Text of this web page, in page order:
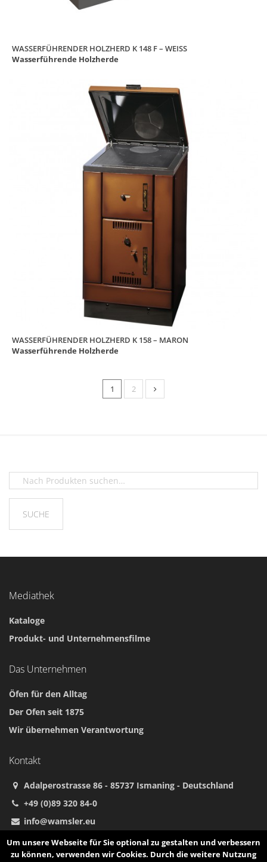
WASSERFÜHRENDER HOLZHERD K 148 F – WEISS
Wasserführende Holzherde
WASSERFÜHRENDER HOLZHERD K 158 – MARON
Wasserführende Holzherde
1 2
Mediathek
Kataloge
Produkt- und Unternehmensfilme
Das Unternehmen
Öfen für den Alltag
Der Ofen seit 1875
Wir übernehmen Verantwortung
Kontakt
Adalperostrasse 86 - 85737 Ismaning - Deutschland
+49 (0)89 320 84-0
info@wamsler.eu
Um unsere Webseite für Sie optional zu gestalten und verbessern
zu können, verwenden wir Cookies. Durch die weitere Nutzung